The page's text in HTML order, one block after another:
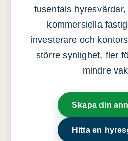
tusentals
kommersiella
investerare och
större synlighet, fler
mindre
Skapa din
Hitta en